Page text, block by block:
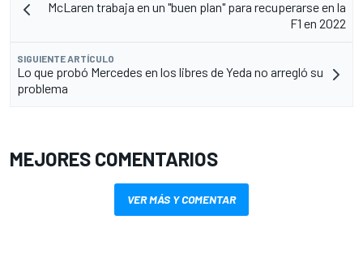
McLaren trabaja en un "buen plan" para recuperarse en la
F1 en 2022
SIGUIENTE ARTÍCULO
Lo que probó Mercedes en los libres de Yeda no arregló su
problema
MEJORES COMENTARIOS
VER MÁS Y COMENTAR